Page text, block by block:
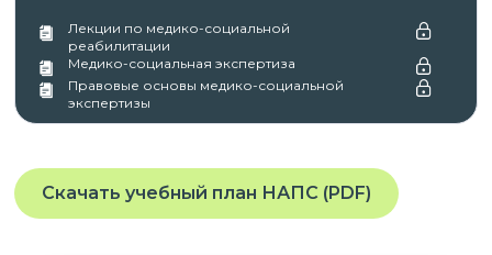
Лекции по медико-социальной
реабилитации
Медико-социальная экспертиза
Правовые основы медико-социальной
экспертизы
Скачать учебный план НАПС (PDF)